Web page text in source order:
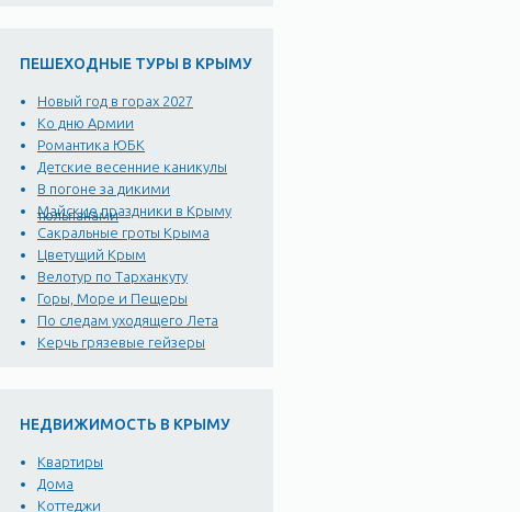
ПЕШЕХОДНЫЕ ТУРЫ В КРЫМУ
Новый год в горах 2027
Ко дню Армии
Романтика ЮБК
Детские весенние каникулы
В погоне за дикими
тюльпанами
Майские праздники в Крыму
Сакральные гроты Крыма
Цветущий Крым
Велотур по Тарханкуту
Горы, Море и Пещеры
По следам уходящего Лета
Керчь грязевые гейзеры
НЕДВИЖИМОСТЬ В КРЫМУ
Квартиры
Дома
Коттеджи